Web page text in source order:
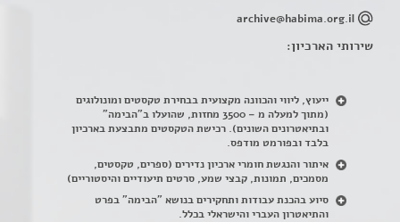
archive@habima.org.il
שירותי הארכיון:
ייעוץ, ליווי והכוונה מקצועית בבחירת טקסטים ומונולוגים
(מתוך למעלה מ – 3500 מחזות, שהועלו ב"הבימה"
ובתיאטרונים השונים). רכישת הטקסטים מתבצעת בארכיון
בלבד ובפורמט מודפס.
איתור והנגשת חומרי ארכיון נדירים (ספרים, טקסטים,
מסמכים, תמונות, קבצי שמע, סרטים תיעודיים והיסטוריים)
סיוע בהכנת עבודות ותחקירים בנושא "הבימה" בפרט
והתיאטרון העברי והישראלי בכלל.